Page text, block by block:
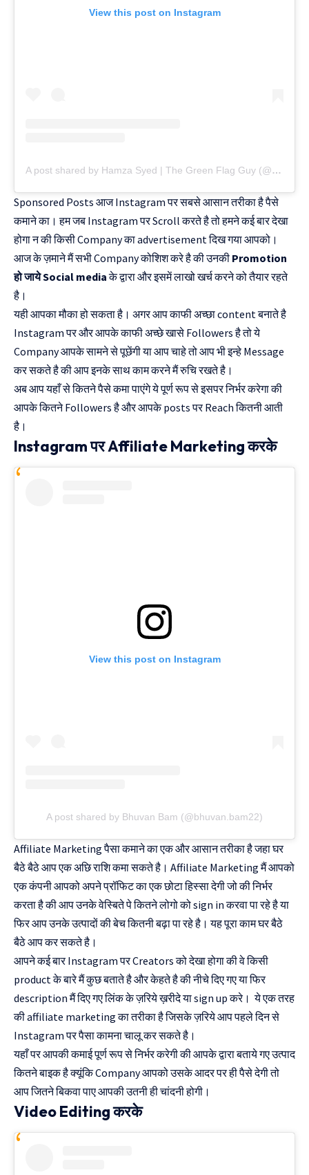
View this post on Instagram
A post shared by Hamza Syed | The Green Flag Guy (@hamzasyedofficial)
Sponsored Posts आज Instagram पर सबसे आसान तरीका है पैसे
कमाने का। हम जब Instagram पर Scroll करते है तो हमने कई बार देखा
होगा न की किसी Company का advertisement दिख गया आपको।
आज के ज़माने मैं सभी Company कोशिश करे है की उनकी Promotion
हो जाये Social mediaके द्वारा और इसमें लाखो खर्च करने को तैयार रहते
है।
यही आपका मौका हो सकता है। अगर आप काफी अच्छा content बनाते है
Instagram पर और आपके काफी अच्छे खासे Followers है तो ये
Company आपके सामने से पूछेंगी या आप चाहे तो आप भी इन्हे Message
कर सकते है की आप इनके साथ काम करने मैं रुचि रखते है।
अब आप यहाँ से कितने पैसे कमा पाएंगे ये पूर्ण रूप से इसपर निर्भर करेगा की
आपके कितने Followers है और आपके posts पर Reach कितनी आती
है।
Instagram पर Affiliate Marketing करके
View this post on Instagram
A post shared by Bhuvan Bam (@bhuvan.bam22)
Affiliate Marketing पैसा कमाने का एक और आसान तरीका है जहा घर
बैठे बैठे आप एक अछि राशि कमा सकते है। Affiliate Marketing मैं आपको
एक कंपनी आपको अपने प्रॉफिट का एक छोटा हिस्सा देगी जो की निर्भर
करता है की आप उनके वेस्बिते पे कितने लोगो को sign in करवा पा रहे है या
फिर आप उनके उत्पादों की बेच कितनी बढ़ा पा रहे है। यह पूरा काम घर बैठे
बैठे आप कर सकते है।
आपने कई बार Instagram पर Creators को देखा होगा की वे किसी
product के बारे मैं कुछ बताते है और केहते है की नीचे दिए गए या फिर
description मैं दिए गए लिंक के ज़रिये ख़रीदे या sign up करे। ये एक तरह
की affiliate marketing का तरीका है जिसके ज़रिये आप पहले दिन से
Instagram पर पैसा कामना चालू कर सकते है।
यहाँ पर आपकी कमाई पूर्ण रूप से निर्भर करेगी की आपके द्वारा बताये गए उत्पाद
कितने बाइक है क्यूंकि Company आपको उसके आदर पर ही पैसे देगी तो
आप जितने बिकवा पाए आपकी उतनी ही चांदनी होगी।
Video Editing करके